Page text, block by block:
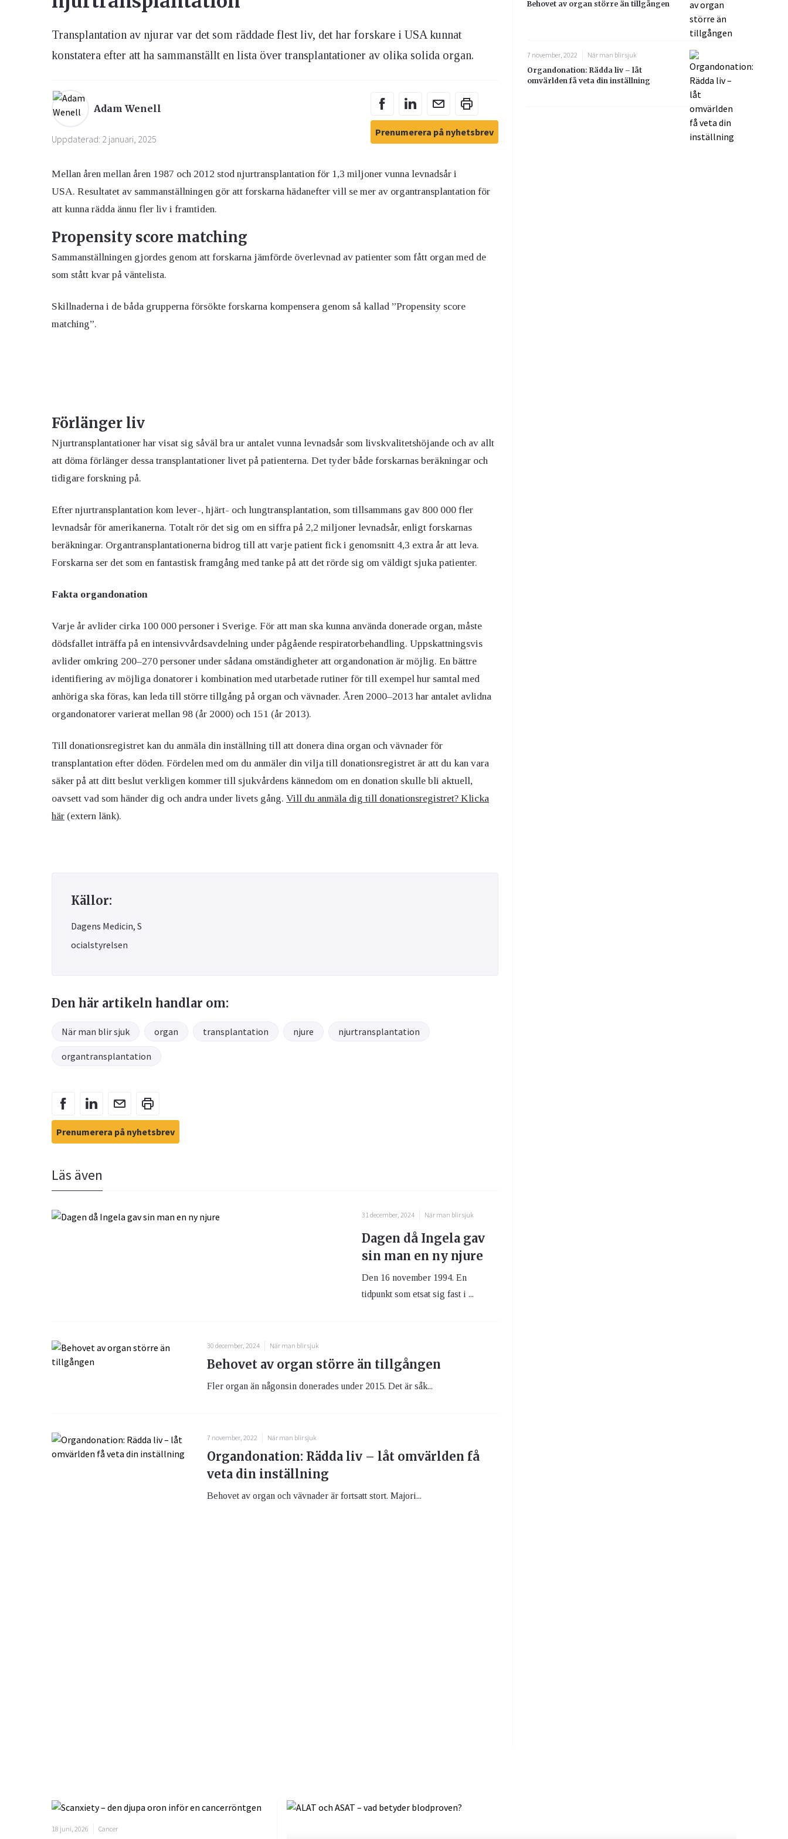
Ögon & Öron
Övervikt
Transplantation av njurar var det som räddade flest liv, det har forskare i USA kunnat
konstatera efter att ha sammanställt en lista över transplantationer av olika solida organ.
Adam Wenell
Uppdaterad: 2 januari, 2025
Prenumerera på nyhetsbrev
Mellan åren mellan åren 1987 och 2012 stod njurtransplantation för 1,3 miljoner vunna levnadsår i
USA. Resultatet av sammanställningen gör att forskarna hädanefter vill se mer av organtransplantation för
att kunna rädda ännu fler liv i framtiden.
Propensity score matching
Sammanställningen gjordes genom att forskarna jämförde överlevnad av patienter som fått organ med de
som stått kvar på väntelista.
Skillnaderna i de båda grupperna försökte forskarna kompensera genom så kallad ”Propensity score
matching”.
Förlänger liv
Njurtransplantationer har visat sig såväl bra ur antalet vunna levnadsår som livskvalitetshöjande och av allt
att döma förlänger dessa transplantationer livet på patienterna. Det tyder både forskarnas beräkningar och
tidigare forskning på.
Efter njurtransplantation kom lever-, hjärt- och lungtransplantation, som tillsammans gav 800 000 fler
levnadsår för amerikanerna. Totalt rör det sig om en siffra på 2,2 miljoner levnadsår, enligt forskarnas
beräkningar. Organtransplantationerna bidrog till att varje patient fick i genomsnitt 4,3 extra år att leva.
Forskarna ser det som en fantastisk framgång med tanke på att det rörde sig om väldigt sjuka patienter.
Fakta organdonation
Varje år avlider cirka 100 000 personer i Sverige. För att man ska kunna använda donerade organ, måste
dödsfallet inträffa på en intensivvårdsavdelning under pågående respiratorbehandling. Uppskattningsvis
avlider omkring 200–270 personer under sådana omständigheter att organdonation är möjlig. En bättre
identifiering av möjliga donatorer i kombination med utarbetade rutiner för till exempel hur samtal med
anhöriga ska föras, kan leda till större tillgång på organ och vävnader. Åren 2000–2013 har antalet avlidna
organdonatorer varierat mellan 98 (år 2000) och 151 (år 2013).
Till donationsregistret kan du anmäla din inställning till att donera dina organ och vävnader för
transplantation efter döden. Fördelen med om du anmäler din vilja till donationsregistret är att du kan vara
säker på att ditt beslut verkligen kommer till sjukvårdens kännedom om en donation skulle bli aktuell,
oavsett vad som händer dig och andra under livets gång. Vill du anmäla dig till donationsregistret? Klicka
här (extern länk).
Källor:
Dagens Medicin, S
ocialstyrelsen
Den här artikeln handlar om:
När man blir sjuk organ transplantation njure njurtransplantation
organtransplantation
Prenumerera på nyhetsbrev
Läs även
31 december, 2024 När man blir sjuk
Dagen då Ingela gav
sin man en ny njure
Den 16 november 1994. En
tidpunkt som etsat sig fast i ...
30 december, 2024 När man blir sjuk
Behovet av organ större än tillgången
Fler organ än någonsin donerades under 2015. Det är såk...
7 november, 2022 När man blir sjuk
Organdonation: Rädda liv – låt omvärlden få
veta din inställning
Behovet av organ och vävnader är fortsatt stort. Majori...
Behovet av organ större än tillgången
7 november, 2022
När man blir sjuk
Organdonation: Rädda liv – låt
omvärlden få veta din inställning
18 juni, 2026 Cancer